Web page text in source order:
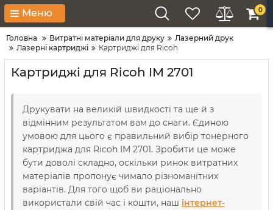
Меню 0
Головна Витратні матеріали для друку
Лазерний друк
Лазерні картриджі
Картриджі для Ricoh
Картриджі для Ricoh IM 2701
Друкувати на великій швидкості та ще й з
відмінним результатом вам до снаги. Єдиною
умовою для цього є правильний вибір тонерного
картриджа для Ricoh IM 2701. Зробити це може
бути доволі складно, оскільки ринок витратних
матеріалів пропонує чимало різноманітних
варіантів. Для того щоб ви раціонально
використали свій час і кошти, наш інтернет-